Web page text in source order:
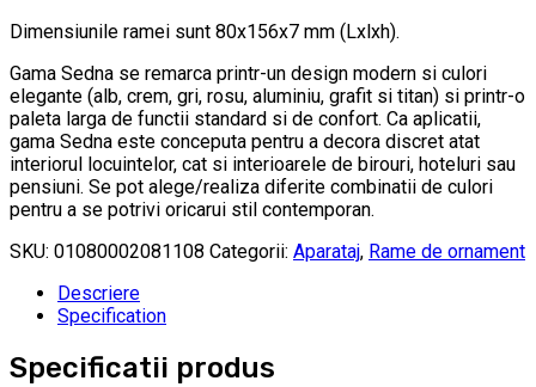
Dimensiunile ramei sunt 80x156x7 mm (Lxlxh).
Gama Sedna se remarca printr-un design modern si culori
elegante (alb, crem, gri, rosu, aluminiu, grafit si titan) si printr-o
paleta larga de functii standard si de confort. Ca aplicatii,
gama Sedna este conceputa pentru a decora discret atat
interiorul locuintelor, cat si interioarele de birouri, hoteluri sau
pensiuni. Se pot alege/realiza diferite combinatii de culori
pentru a se potrivi oricarui stil contemporan.
SKU: 01080002081108 Categorii: Aparataj, Rame de ornament
Descriere
Specification
Specificatii produs